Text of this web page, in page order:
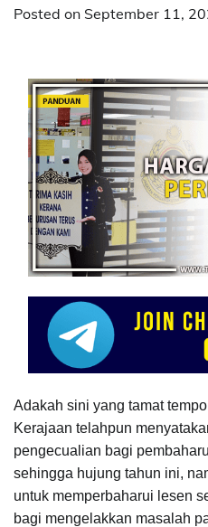
Posted on September 11,
Adakah sini yang tamat
Kerajaan telahpun
pengecualian bagi
sehingga hujung tahun ini,
untuk memperbaharui lesen
bagi mengelakkan masalah